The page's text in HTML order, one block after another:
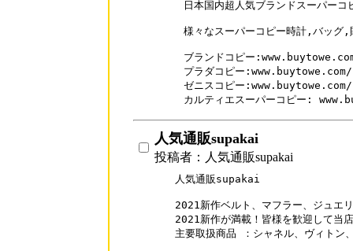
日本国内超人気ブランドスーパーコ
様々なスーパーコピー時計,バッグ,
ブランドコピー
プラダコピー
ゼニスコピー
カルティエスーパーコピー:
人気通販supakai
投稿者：人気通販supakai
人気通販supakai
2021新作ベルト、マフラー、ジュエ
2021新作が満載！皆様を歓迎して当
主要取扱商品 ：シャネル、ヴィトン